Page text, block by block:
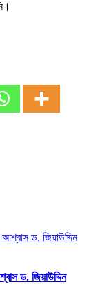
ড. জিয়াউদ্দিন